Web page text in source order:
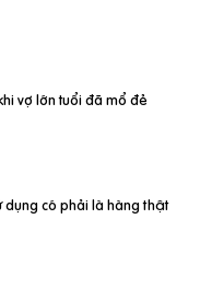
vợ lớn tuổi đã mổ đẻ
dụng có phải là hàng thật